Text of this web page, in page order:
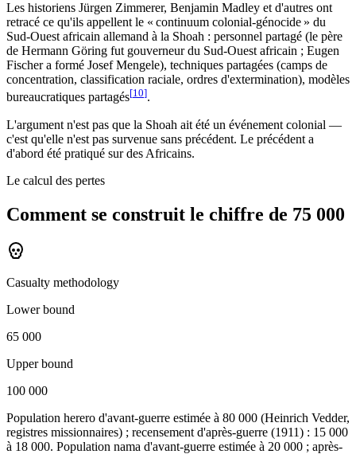
Les historiens Jürgen Zimmerer, Benjamin Madley et d'autres ont
retracé ce qu'ils appellent le « continuum colonial-génocide » du
Sud-Ouest africain allemand à la Shoah : personnel partagé (le père
de Hermann Göring fut gouverneur du Sud-Ouest africain ; Eugen
Fischer a formé Josef Mengele), techniques partagées (camps de
concentration, classification raciale, ordres d'extermination), modèles
bureaucratiques partagés[10].
L'argument n'est pas que la Shoah ait été un événement colonial —
c'est qu'elle n'est pas survenue sans précédent. Le précédent a
d'abord été pratiqué sur des Africains.
Le calcul des pertes
Comment se construit le chiffre de 75 000
Casualty methodology
Lower bound
65 000
Upper bound
100 000
Population herero d'avant-guerre estimée à 80 000 (Heinrich Vedder,
registres missionnaires) ; recensement d'après-guerre (1911) : 15 000
à 18 000. Population nama d'avant-guerre estimée à 20 000 ; après-